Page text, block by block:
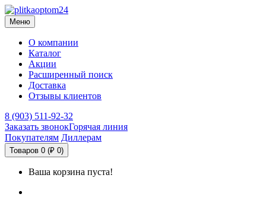
Меню
О компании
Каталог
Акции
Расширенный поиск
Доставка
Отзывы клиентов
8 (903) 511-92-32
Заказать звонокГорячая линия
Покупателям Диллерам
Товаров 0 (₽ 0)
Ваша корзина пуста!